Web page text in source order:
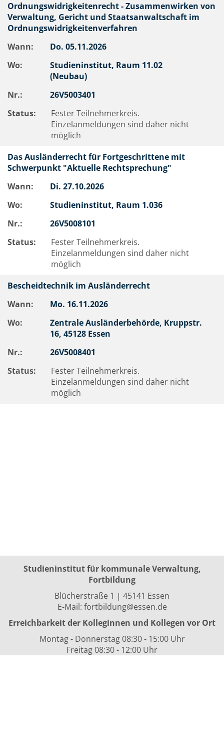
Ordnungswidrigkeitenrecht - Zusammenwirken von
Verwaltung, Gericht und Staatsanwaltschaft im
Ordnungswidrigkeitenverfahren
Wann:
Do. 05.11.2026
Wo:
Studieninstitut, Raum 11.02
(Neubau)
Nr.:
26V5003401
Status:
Fester Teilnehmerkreis.
Einzelanmeldungen sind daher nicht
möglich
Das Ausländerrecht für Fortgeschrittene mit
Schwerpunkt "Aktuelle Rechtsprechung"
Wann:
Di. 27.10.2026
Wo:
Studieninstitut, Raum 1.036
Nr.:
26V5008101
Status:
Fester Teilnehmerkreis.
Einzelanmeldungen sind daher nicht
möglich
Bescheidtechnik im Ausländerrecht
Wann:
Mo. 16.11.2026
Wo:
Zentrale Ausländerbehörde, Kruppstr.
16, 45128 Essen
Nr.:
26V5008401
Status:
Fester Teilnehmerkreis.
Einzelanmeldungen sind daher nicht
möglich
Studieninstitut für kommunale Verwaltung,
Fortbildung
Blücherstraße 1 | 45141 Essen
E-Mail: fortbildung@essen.de
Erreichbarkeit der Kolleginnen und Kollegen vor Ort
Montag - Donnerstag 08:30 - 15:00 Uhr
Freitag 08:30 - 12:00 Uhr